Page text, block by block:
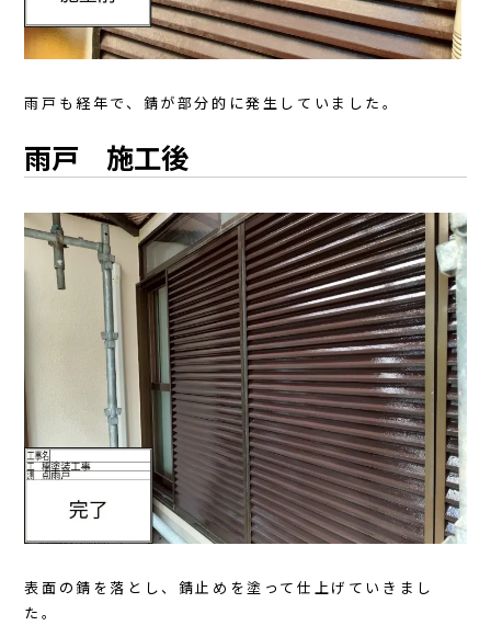
雨戸も経年で、錆が部分的に発生していました。
雨戸 施工後
表面の錆を落とし、錆止めを塗って仕上げていきまし
た。